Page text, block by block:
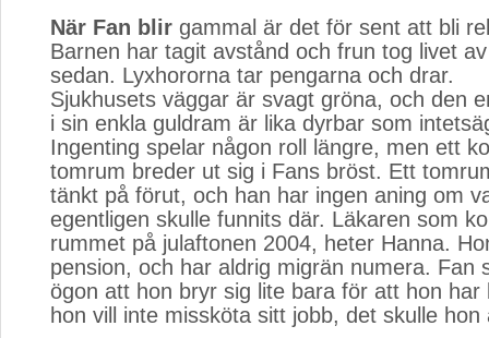
När Fan blir gammal är det för sent att bli
Barnen har tagit avstånd och frun tog livet
sedan. Lyxhororna tar pengarna och drar.
Sjukhusets väggar är svagt gröna, och den
i sin enkla guldram är lika dyrbar som
Ingenting spelar någon roll längre, men ett
tomrum breder ut sig i Fans bröst. Ett
tänkt på förut, och han har ingen aning om
egentligen skulle funnits där. Läkaren som
rummet på julaftonen 2004, heter Hanna.
pension, och har aldrig migrän numera. Fan
ögon att hon bryr sig lite bara för att hon har
hon vill inte missköta sitt jobb, det skulle hon